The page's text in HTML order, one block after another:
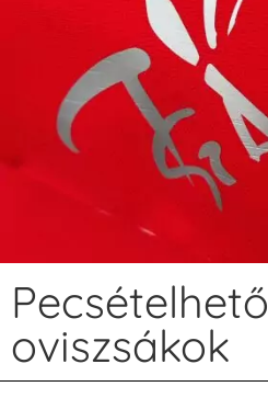
Pecsételhető
oviszsákok